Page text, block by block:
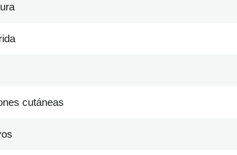
cutáneas